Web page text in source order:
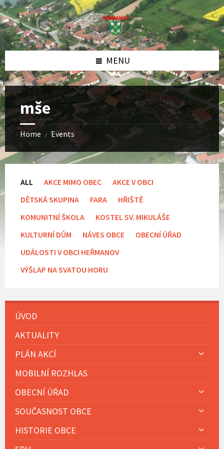
Skip
to
content
Skip
to
left
sidebar
Skip
to
footer
MENU
mše
Home / Events
ALL AKCE MIMO OBEC
AKCE V OBCI
DĚTSKÁ SKUPINA
FARA
HŘIŠTĚ
KOMUNITNÍ ŠKOLA
KOSTEL SV. MIKULÁŠE
KULTURNÍ DŮM
NÁVES OBCE
OBECNÍ ÚŘAD
UDÁLOSTI V OBCI HEŘMANOV
VÝŠLAP NA SVATOU HORU
ÚVOD
AKTUALITY
PLÁN AKCÍ
MOBILNÍ ROZHLAS
OBECNÍ ÚŘAD
SOUČASNOST OBCE
HISTORIE OBCE